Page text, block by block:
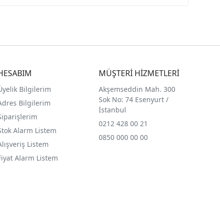
Bilgilerim
Bilgilerim
Alarm Listem
Listem
Alarm Listem
MÜŞTERİ HİZMETLERİ
Akşemseddin Mah. 300
Sok No: 74 Esenyurt /
İstanbul
0212 428 00 21
0850 000 00 00